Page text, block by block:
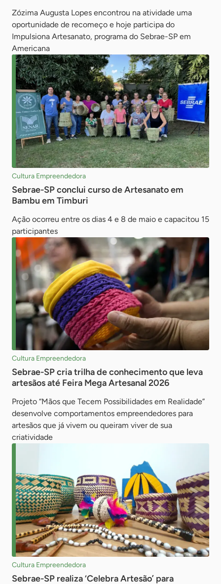
Zózima Augusta Lopes encontrou na atividade uma
oportunidade de recomeço e hoje participa do
Impulsiona Artesanato, programa do Sebrae-SP em
Americana
Cultura Empreendedora
Sebrae-SP conclui curso de Artesanato em
Bambu em Timburi
Ação ocorreu entre os dias 4 e 8 de maio e capacitou 15
participantes
Cultura Empreendedora
Sebrae-SP cria trilha de conhecimento que leva
artesãos até Feira Mega Artesanal 2026
Projeto “Mãos que Tecem Possibilidades em Realidade”
desenvolve comportamentos empreendedores para
artesãos que já vivem ou queiram viver de sua
criatividade
Cultura Empreendedora
Sebrae-SP realiza ‘Celebra Artesão’ para